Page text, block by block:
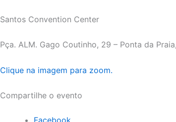
Santos Convention Center
Pça. ALM. Gago Coutinho, 29 – Ponta da
Clique na imagem para zoom.
Compartilhe o evento